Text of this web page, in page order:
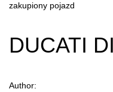
zakupiony pojazd
DUCATI
Author: